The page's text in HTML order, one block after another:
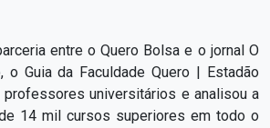
entre o Quero Bolsa e o jornal O
o Guia da Faculdade Quero | Estadão
universitários e analisou a
14 mil cursos superiores em todo o